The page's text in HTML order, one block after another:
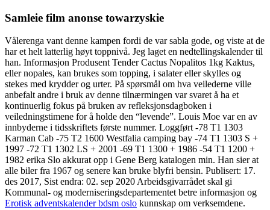
Samleie film anonse towarzyskie
Vålerenga vant denne kampen fordi de var sabla gode, og viste at de
har et helt latterlig høyt toppnivå. Jeg laget en nedtellingskalender til
han. Informasjon Produsent Tender Cactus Nopalitos 1kg Kaktus,
eller nopales, kan brukes som topping, i salater eller skylles og
stekes med krydder og urter. På spørsmål om hva veilederne ville
anbefalt andre i bruk av denne tilnærmingen var svaret å ha et
kontinuerlig fokus på bruken av refleksjonsdagboken i
veiledningstimene for å holde den “levende”. Louis Moe var en av
innbyderne i tidsskriftets første nummer. Loggført -78 T1 1303
Karman Cab -75 T2 1600 Westfalia camping bay -74 T1 1303 S +
1997 -72 T1 1302 LS + 2001 -69 T1 1300 + 1986 -54 T1 1200 +
1982 erika Slo akkurat opp i Gene Berg katalogen min. Han sier at
alle biler fra 1967 og senere kan bruke blyfri bensin. Publisert: 17.
des 2017, Sist endra: 02. sep 2020 Arbeidsgivarrådet skal gi
Kommunal- og moderniseringsdepartementet betre informasjon og
Erotisk adventskalender bdsm oslo kunnskap om verksemdene.